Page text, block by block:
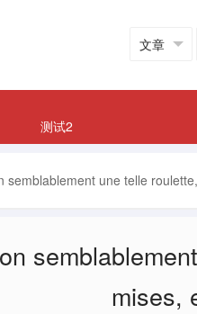
测试2
semblablement une telle
mises,